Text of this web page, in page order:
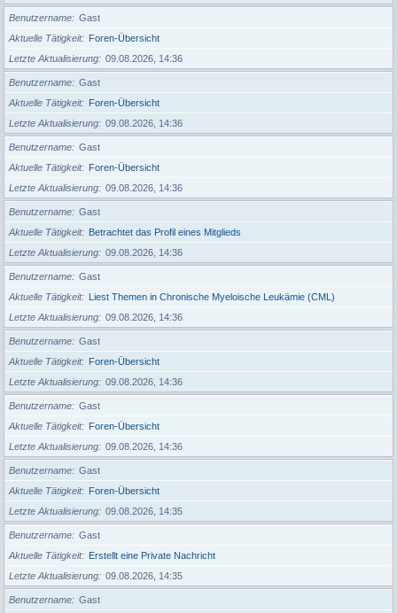
Benutzername
Gast
Aktuelle Tätigkeit
Foren-Übersicht
Letzte Aktualisierung
09.08.2026, 14:36
Benutzername
Gast
Aktuelle Tätigkeit
Foren-Übersicht
Letzte Aktualisierung
09.08.2026, 14:36
Benutzername
Gast
Aktuelle Tätigkeit
Foren-Übersicht
Letzte Aktualisierung
09.08.2026, 14:36
Benutzername
Gast
Aktuelle Tätigkeit
Betrachtet das Profil eines Mitglieds
Letzte Aktualisierung
09.08.2026, 14:36
Benutzername
Gast
Aktuelle Tätigkeit
Liest Themen in Chronische Myeloische Leukämie (CML)
Letzte Aktualisierung
09.08.2026, 14:36
Benutzername
Gast
Aktuelle Tätigkeit
Foren-Übersicht
Letzte Aktualisierung
09.08.2026, 14:36
Benutzername
Gast
Aktuelle Tätigkeit
Foren-Übersicht
Letzte Aktualisierung
09.08.2026, 14:36
Benutzername
Gast
Aktuelle Tätigkeit
Foren-Übersicht
Letzte Aktualisierung
09.08.2026, 14:35
Benutzername
Gast
Aktuelle Tätigkeit
Erstellt eine Private Nachricht
Letzte Aktualisierung
09.08.2026, 14:35
Benutzername
Gast